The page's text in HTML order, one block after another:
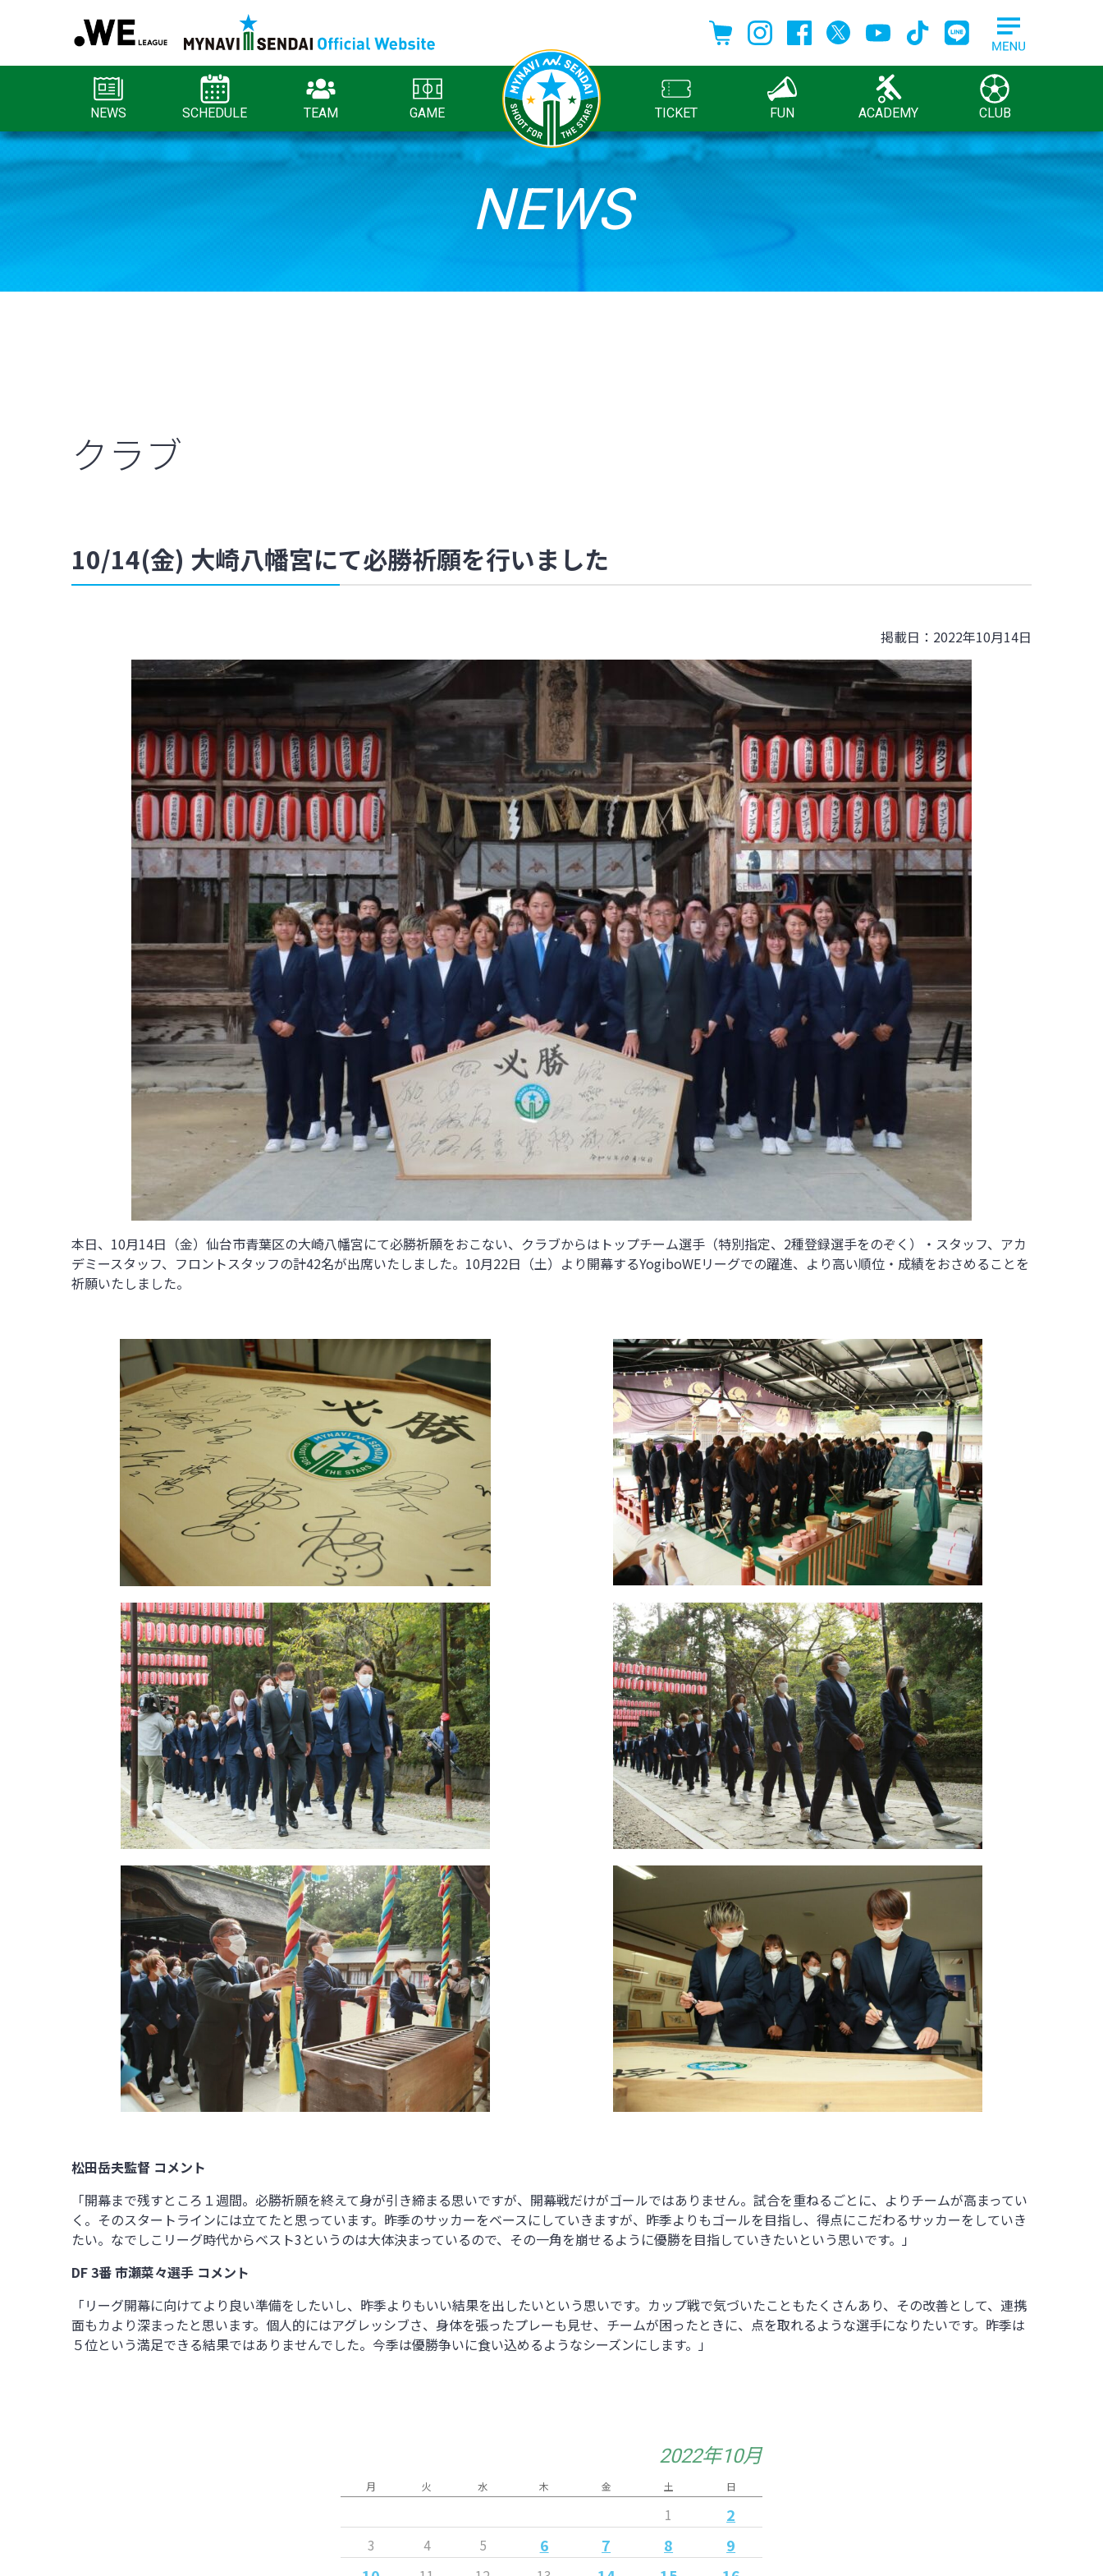
NEWS SCHEDULE TEAM GAME TICKET FUN ACADEMY CLUB
NEWS
クラブ
10/14(金) 大崎八幡宮にて必勝祈願を行いました
掲載日：2022年10月14日
本日、10月14日（金）仙台市青葉区の大崎八幡宮にて必勝祈願をおこない、クラブからはトップチーム選手（特別指定、2種登録選手をのぞく）・スタッフ、アカ
デミースタッフ、フロントスタッフの計42名が出席いたしました。10月22日（土）より開幕するYogiboWEリーグでの躍進、より高い順位・成績をおさめることを
祈願いたしました。
松田岳夫監督 コメント
「開幕まで残すところ１週間。必勝祈願を終えて身が引き締まる思いですが、開幕戦だけがゴールではありません。試合を重ねるごとに、よりチームが高まってい
く。そのスタートラインには立てたと思っています。昨季のサッカーをベースにしていきますが、昨季よりもゴールを目指し、得点にこだわるサッカーをしていき
たい。なでしこリーグ時代からベスト3というのは大体決まっているので、その一角を崩せるように優勝を目指していきたいという思いです。」
DF 3番 市瀬菜々選手 コメント
「リーグ開幕に向けてより良い準備をしたいし、昨季よりもいい結果を出したいという思いです。カップ戦で気づいたこともたくさんあり、その改善として、連携
面もカより深まったと思います。個人的にはアグレッシブさ、身体を張ったプレーも見せ、チームが困ったときに、点を取れるような選手になりたいです。昨季は
５位という満足できる結果ではありませんでした。今季は優勝争いに食い込めるようなシーズンにします。」
2022年10月
月 火 水 木 金 土 日
1 2
3 4 5 6 7 8
9